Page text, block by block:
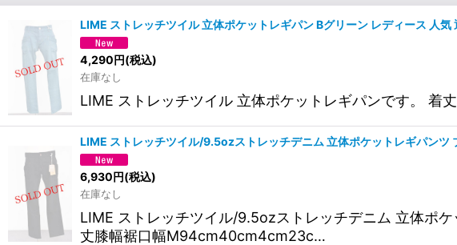
LIME ストレッチツイル 立体ポケットレギパン Bグリーン レディース 人気
4,290円(税込)
在庫なし
LIME ストレッチツイル 立体ポケットレギパンです。
LIME ストレッチツイル/9.5ozストレッチデニム 立体ポケットレギパンツ
6,930円(税込)
在庫なし
LIME ストレッチツイル/9.5ozストレッチデニム 立体ポ
丈膝幅裾口幅M94cm40cm4cm23c…